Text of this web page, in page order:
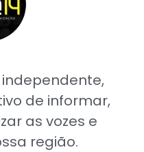
de informar,
as vozes e
região.